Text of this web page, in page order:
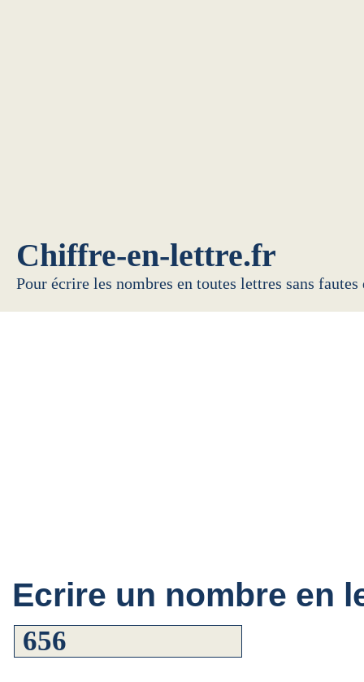
Chiffre-en-lettre.fr
Pour écrire les nombres en toutes lettres sans
Ecrire un nombre en